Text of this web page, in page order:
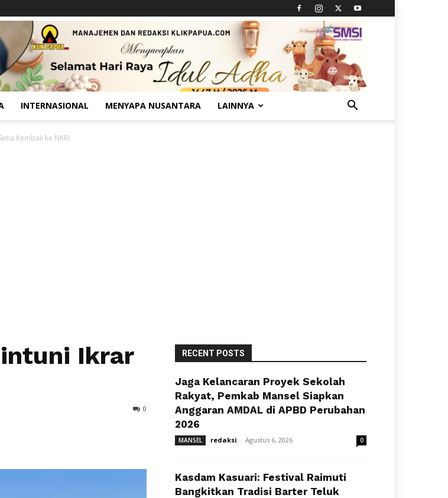
INTERNASIONAL MENYAPA NUSANTARA LAINNYA
Kembali ke NKRI
Ikrar
0
RECENT POSTS
Jaga Kelancaran Proyek Sekolah
Rakyat, Pemkab Mansel Siapkan
Anggaran AMDAL di APBD Perubahan
2026
MANSEL redaksi - Agustus 6, 2026 0
Kasdam Kasuari: Festival Raimuti
Bangkitkan Tradisi Barter Teluk